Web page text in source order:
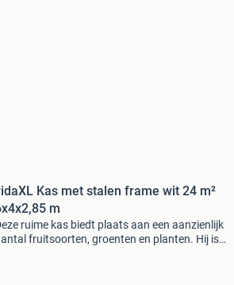
Kas met stalen frame wit 24 m²
m
ruime kas biedt plaats aan een aanzienlijk
fruitsoorten, groenten en planten. Hij is